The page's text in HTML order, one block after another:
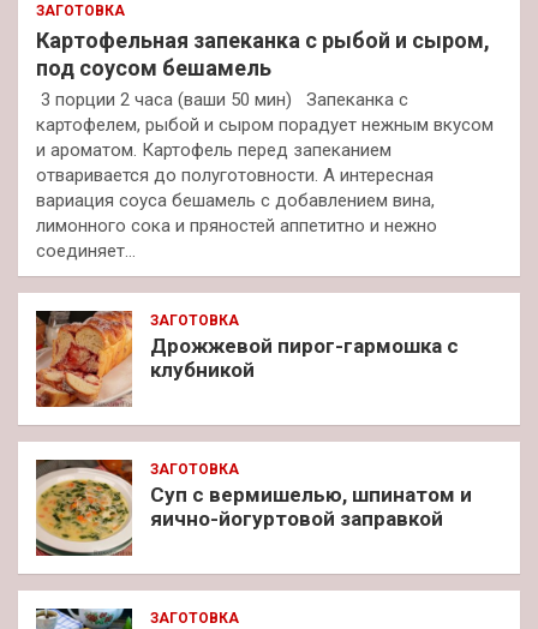
ЗАГОТОВКА
Картофельная запеканка с рыбой и сыром,
под соусом бешамель
3 порции 2 часа (ваши 50 мин) Запеканка с
картофелем, рыбой и сыром порадует нежным вкусом
и ароматом. Картофель перед запеканием
отваривается до полуготовности. А интересная
вариация соуса бешамель с добавлением вина,
лимонного сока и пряностей аппетитно и нежно
соединяет…
ЗАГОТОВКА
Дрожжевой пирог-гармошка с
клубникой
ЗАГОТОВКА
Суп с вермишелью, шпинатом и
яично-йогуртовой заправкой
ЗАГОТОВКА